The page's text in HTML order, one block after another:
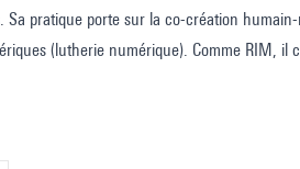
Sa pratique porte sur la co-création
(lutherie numérique). Comme RIM, il